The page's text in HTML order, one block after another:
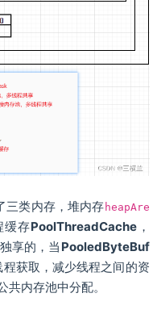
三类内存，堆内存 heapAre
缓存PoolThreadCache，
享的，当 PooledByteBuf
获取，减少线程之间的资
内存池中分配。